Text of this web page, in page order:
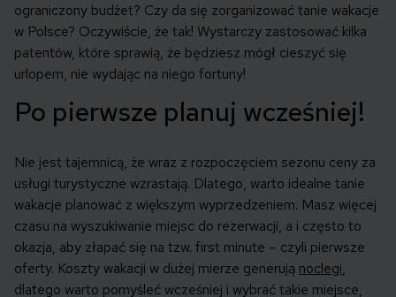
ograniczony budżet? Czy da się zorganizować tanie wakacje
w Polsce? Oczywiście, że tak! Wystarczy zastosować kilka
patentów, które sprawią, że będziesz mógł cieszyć się
urlopem, nie wydając na niego fortuny!
Po pierwsze planuj wcześniej!
Nie jest tajemnicą, że wraz z rozpoczęciem sezonu ceny za
usługi turystyczne wzrastają. Dlatego, warto idealne tanie
wakacje planować z większym wyprzedzeniem. Masz więcej
czasu na wyszukiwanie miejsc do rezerwacji, a i często to
okazja, aby złapać się na tzw. first minute – czyli pierwsze
oferty. Koszty wakacji w dużej mierze generują noclegi,
dlatego warto pomyśleć wcześniej i wybrać takie miejsce,